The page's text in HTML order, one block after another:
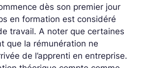
dès son premier jour
en formation est considéré
travail. A noter que certaines
que la rémunération ne
de l’apprenti en entreprise.